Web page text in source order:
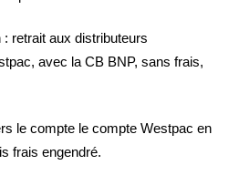
retrait aux distributeurs
avec la CB BNP, sans frais,
le compte le compte Westpac en
frais engendré.